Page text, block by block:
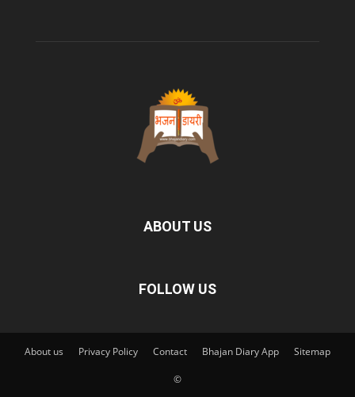
ABOUT US
FOLLOW US
About us Privacy Policy Contact Bhajan Diary App Sitemap
©